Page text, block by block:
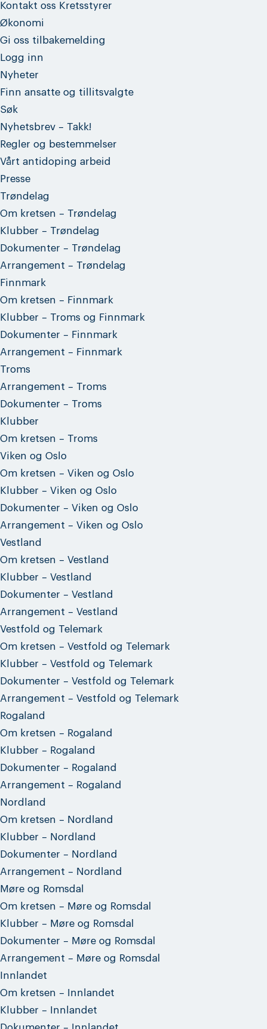
Kontakt oss Kretsstyrer
Økonomi
Gi oss tilbakemelding
Logg inn
Nyheter
Finn ansatte og tillitsvalgte
Søk
Nyhetsbrev – Takk!
Regler og bestemmelser
Vårt antidoping arbeid
Presse
Trøndelag
Om kretsen – Trøndelag
Klubber – Trøndelag
Dokumenter – Trøndelag
Arrangement – Trøndelag
Finnmark
Om kretsen – Finnmark
Klubber – Troms og Finnmark
Dokumenter – Finnmark
Arrangement – Finnmark
Troms
Arrangement – Troms
Dokumenter – Troms
Klubber
Om kretsen – Troms
Viken og Oslo
Om kretsen – Viken og Oslo
Klubber – Viken og Oslo
Dokumenter – Viken og Oslo
Arrangement – Viken og Oslo
Vestland
Om kretsen – Vestland
Klubber – Vestland
Dokumenter – Vestland
Arrangement – Vestland
Vestfold og Telemark
Om kretsen – Vestfold og Telemark
Klubber – Vestfold og Telemark
Dokumenter – Vestfold og Telemark
Arrangement – Vestfold og Telemark
Rogaland
Om kretsen – Rogaland
Klubber – Rogaland
Dokumenter – Rogaland
Arrangement – Rogaland
Nordland
Om kretsen – Nordland
Klubber – Nordland
Dokumenter – Nordland
Arrangement – Nordland
Møre og Romsdal
Om kretsen – Møre og Romsdal
Klubber – Møre og Romsdal
Dokumenter – Møre og Romsdal
Arrangement – Møre og Romsdal
Innlandet
Om kretsen – Innlandet
Klubber – Innlandet